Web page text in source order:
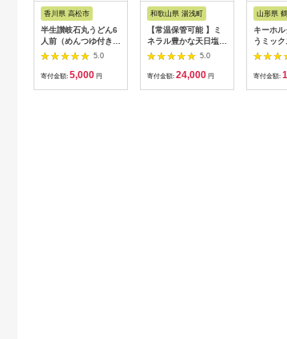
香川県 高松市
半生讃岐石丸うどん6
人前（めんつゆ付き）
麺300g×2袋
5.0
寄付金額: 5,000 円
和歌山県 湯浅町
【常温保管可能 】ミ
ネラル豊かな天日塩だ
けで漬けた無添加梅干
し2kg 梅ボーイズ｜
南高梅
5.0
寄付金額: 24,000 円
山形県
キーホ
うミック
形県鶴
かおる |
キーホル
寄付金額: